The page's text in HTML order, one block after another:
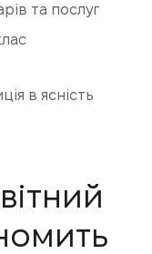
та послуг
в ясність